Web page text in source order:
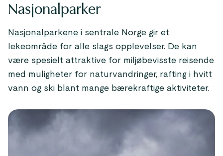
Nasjonalparker
Nasjonalparkene i sentrale Norge gir et
lekeområde for alle slags opplevelser. De kan
være spesielt attraktive for miljøbevisste reisende
med muligheter for naturvandringer, rafting i hvitt
vann og ski blant mange bærekraftige aktiviteter.